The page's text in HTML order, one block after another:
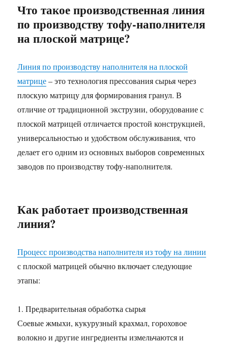
Что такое производственная линия
по производству тофу-наполнителя
на плоской матрице?
Линия по производству наполнителя на плоской
матрице– это технология прессования сырья через
плоскую матрицу для формирования гранул. В
отличие от традиционной экструзии, оборудование с
плоской матрицей отличается простой конструкцией,
универсальностью и удобством обслуживания, что
делает его одним из основных выборов современных
заводов по производству тофу-наполнителя.
Как работает производственная
линия?
Процесс производства наполнителя из тофу на линии
с плоской матрицей обычно включает следующие
этапы:
1. Предварительная обработка сырья
Соевые жмыхи, кукурузный крахмал, гороховое
волокно и другие ингредиенты измельчаются и